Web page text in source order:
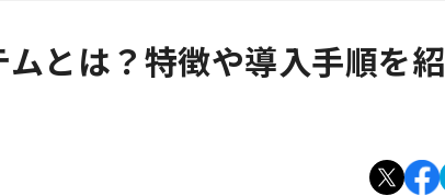
とは？特徴や導入手順を紹